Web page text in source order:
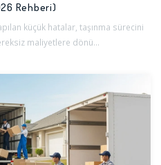
Rehberi)
küçük hatalar, taşınma sürecini
maliyetlere dönü...